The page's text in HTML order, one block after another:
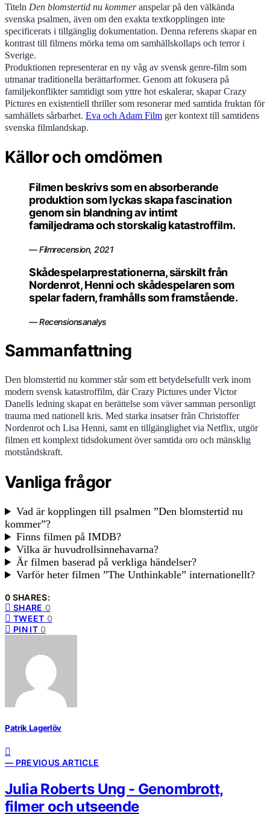
Titeln Den blomstertid nu kommeranspelar på den välkända
svenska psalmen, även om den exakta textkopplingen inte
specificerats i tillgänglig dokumentation. Denna referens skapar en
kontrast till filmens mörka tema om samhällskollaps och terror i
Sverige.
Produktionen representerar en ny våg av svensk genre-film som
utmanar traditionella berättarformer. Genom att fokusera på
familjekonflikter samtidigt som yttre hot eskalerar, skapar Crazy
Pictures en existentiell thriller som resonerar med samtida fruktan för
samhällets sårbarhet. Eva och Adam Film ger kontext till samtidens
svenska filmlandskap.
Källor och omdömen
Filmen beskrivs som en absorberande
produktion som lyckas skapa fascination
genom sin blandning av intimt
familjedrama och storskalig katastroffilm.
— Filmrecension, 2021
Skådespelarprestationerna, särskilt från
Nordenrot, Henni och skådespelaren som
spelar fadern, framhålls som framstående.
— Recensionsanalys
Sammanfattning
Den blomstertid nu kommer står som ett betydelsefullt verk inom
modern svensk katastroffilm, där Crazy Pictures under Victor
Danells ledning skapat en berättelse som väver samman personligt
trauma med nationell kris. Med starka insatser från Christoffer
Nordenrot och Lisa Henni, samt en tillgänglighet via Netflix, utgör
filmen ett komplext tidsdokument över samtida oro och mänsklig
motståndskraft.
Vanliga frågor
Vad är kopplingen till psalmen ”Den blomstertid nu
kommer”?
Finns filmen på IMDB?
Vilka är huvudrollsinnehavarna?
Är filmen baserad på verkliga händelser?
Varför heter filmen ”The Unthinkable” internationellt?
0 SHARES:
SHARE 0
TWEET 0
PIN IT 0
Patrik Lagerlöv
— PREVIOUS ARTICLE
Julia Roberts Ung - Genombrott,
filmer och utseende